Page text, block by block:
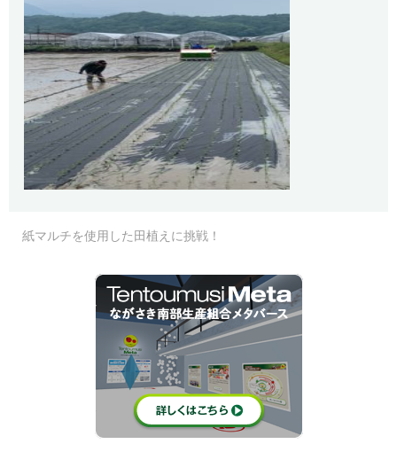
紙マルチを使用した田植えに挑戦！